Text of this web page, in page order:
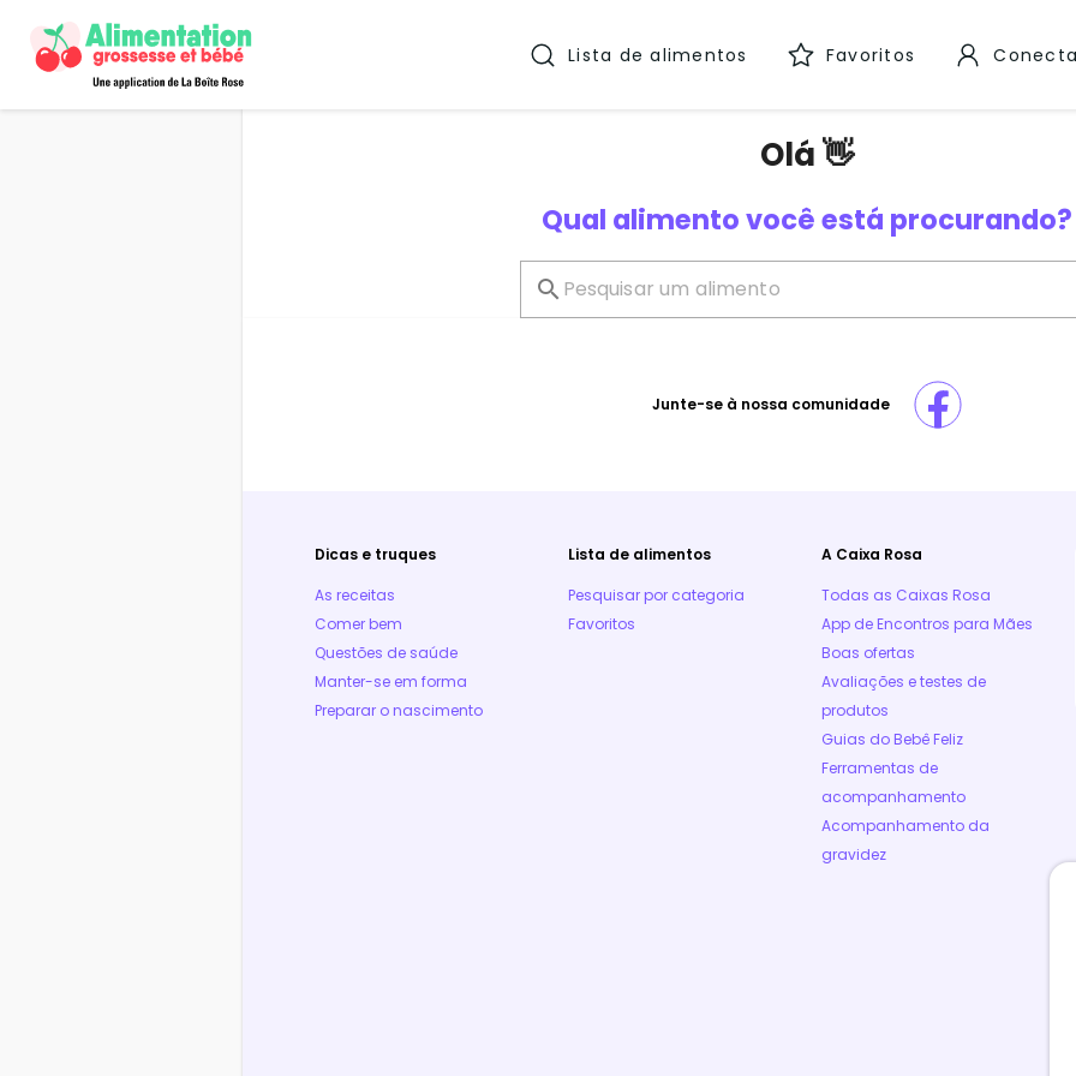
Lista de alimentos Favoritos
Olá 👋
Qual alimento você está procurando?
Junte-se à nossa comunidade
Dicas e truques
As receitas
Comer bem
Questões de saúde
Manter-se em forma
Preparar o nascimento
Lista de alimentos
Pesquisar por categoria
Favoritos
A Caixa Rosa
Todas as Caixas Rosa
App de Encontros para Mães
Boas ofertas
Avaliações e testes de
produtos
Guias do Bebê Feliz
Ferramentas de
acompanhamento
Acompanhamento da
gravidez